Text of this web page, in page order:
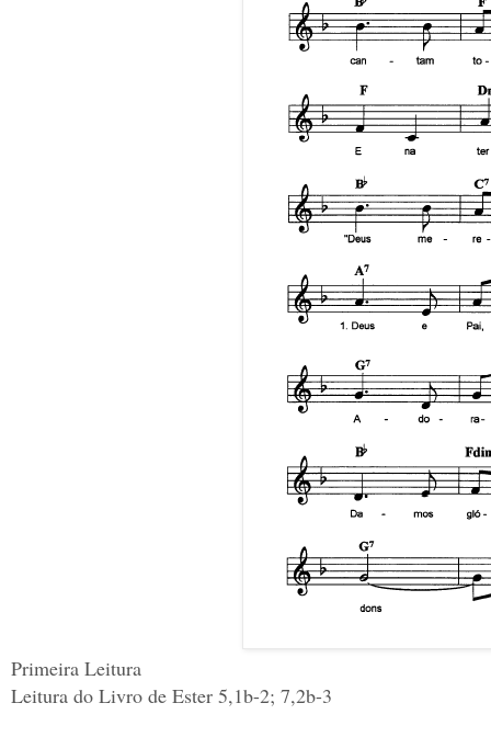
Primeira Leitura
Leitura do Livro de Ester 5,1b-2; 7,2b-3